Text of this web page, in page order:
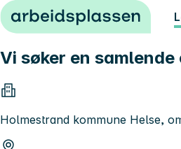
Hopp til innhold
Vi søker en
Holmestrand kommune Helse,